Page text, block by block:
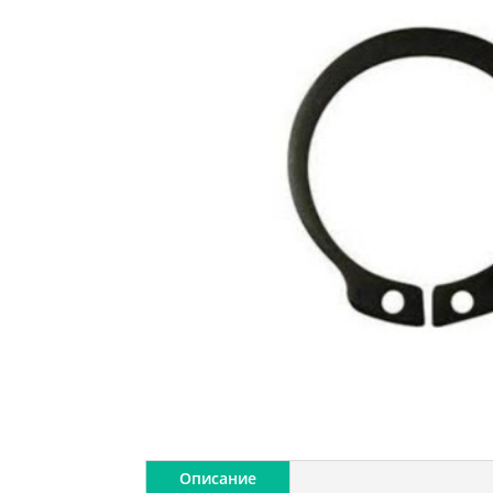
Описание